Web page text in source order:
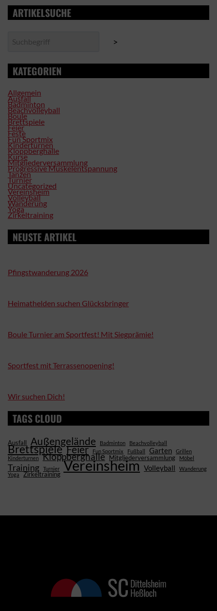
ARTIKELSUCHE
>
KATEGORIEN
Allgemein
Ausfall
Badminton
Beachvolleyball
Boule
Brettspiele
Feier
Feste
Fun Sportmix
Kinderturnen
Kloppberghalle
Kurse
Mitgliederversammlung
Progressive Muskelentspannung
Tanzen
Turnier
Uncategorized
Vereinsheim
Volleyball
Wanderung
Yoga
Zirkeltraining
NEUSTE ARTIKEL
Pfingstwanderung 2026
Heimathelden suchen Glücksbringer
Boule Turnier am Sportfest! Mit Siegprämie!
Sportfest mit Terrassenopening!
Wir suchen Dich!
TAGS CLOUD
Ausfall Außengelände Badminton Beachvolleyball
Brettspiele Feier Fun Sportmix Fußball Garten
Grillen
Kinderturnen
Kloppberghalle Mitgliederversammlung Möbel
Training Turnier Vereinsheim Volleyball
Wanderung
Yoga
Zirkeltraining